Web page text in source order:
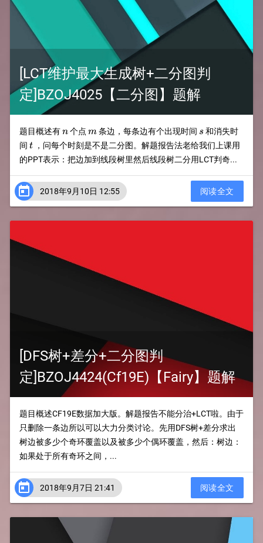
[LCT维护最大生成树+二分图判
定]BZOJ4025【二分图】题解
题目概述有n
n个点 m
m条边，每条边有个出现时间 s
s 和消失时
间 t
t，问每个时刻是不是二分图。解题报告法老给我们上课用
的PPT表示：把边加到线段树里然后线段树二分用LCT判奇...
 2018年9月10日 12:55 阅读全文
[DFS树+差分+二分图判
定]BZOJ4424(Cf19E)【Fairy】题解
题目概述CF19E数据加大版。解题报告不能分治+LCT啦。由于
只删除一条边所以可以大力分类讨论。先用DFS树+差分求出
树边被多少个奇环覆盖以及被多少个偶环覆盖，然后：树边：
如果处于所有奇环之间，...
 2018年9月7日 21:41 阅读全文